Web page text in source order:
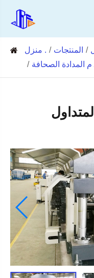
منزل . المنتجات
الصحافة